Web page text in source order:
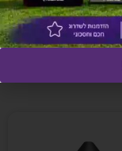
₪51
מידע נוסף